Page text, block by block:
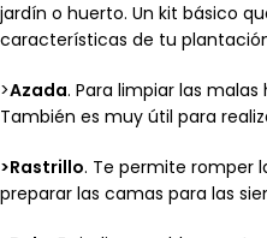
jardín o huerto. Un kit básico
características de tu
>Azada. Para limpiar las
También es muy útil para
>Rastrillo. Te permite romper
preparar las camas para las